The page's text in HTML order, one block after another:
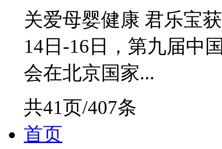
关爱母婴健康 君乐宝
14日-16日，第九届中
会在北京国家...
共41页/407条
首页